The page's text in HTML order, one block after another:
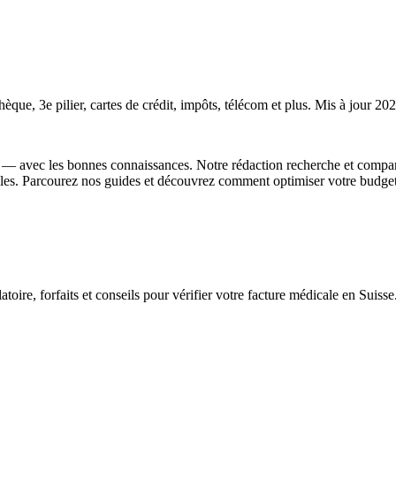
3e pilier, cartes de crédit, impôts, télécom et plus. Mis à jour
avec les bonnes connaissances. Notre rédaction recherche et
Parcourez nos guides et découvrez comment optimiser votre
forfaits et conseils pour vérifier votre facture médicale en